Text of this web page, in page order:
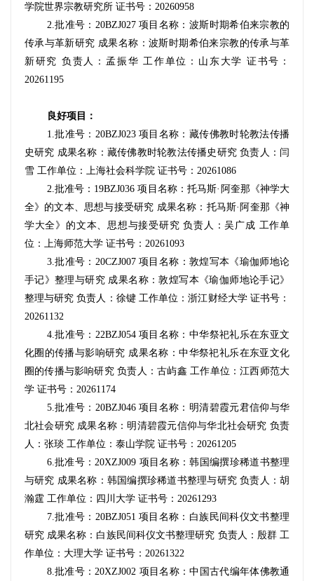
学院世界宗教研究所 证书号：20260958
2.批准号：20BZJ027 项目名称：波斯时期希伯来宗教的
传承与革新研究 成果名称：波斯时期希伯来宗教的传承与革
新研究 负责人：孟振华 工作单位：山东大学 证书号：
20261195
良好项目：
1.批准号：20BZJ023 项目名称：藏传佛教时轮教法传播
史研究 成果名称：藏传佛教时轮教法传播史研究 负责人：闫
雪 工作单位：上海社会科学院 证书号：20261086
2.批准号：19BZJ036 项目名称：托马斯·阿奎那《神学大
全》的文本、思想与接受研究 成果名称：托马斯·阿奎那《神
学大全》的文本、思想与接受研究 负责人：吴广成 工作单
位：上海师范大学 证书号：20261093
3.批准号：20CZJ007 项目名称：敦煌写本《瑜伽师地论
手记》整理与研究 成果名称：敦煌写本《瑜伽师地论手记》
整理与研究 负责人：徐键 工作单位：浙江财经大学 证书号：
20261132
4.批准号：22BZJ054 项目名称：中华祭祀礼乐在东亚文
化圈的传播与影响研究 成果名称：中华祭祀礼乐在东亚文化
圈的传播与影响研究 负责人：古屿鑫 工作单位：江西师范大
学 证书号：20261174
5.批准号：20BZJ046 项目名称：明清碧霞元君信仰与华
北社会研究 成果名称：明清碧霞元信仰与华北社会研究 负责
人：张琰 工作单位：泰山学院 证书号：20261205
6.批准号：20XZJ009 项目名称：韩国编撰珍稀道书整理
与研究 成果名称：韩国编撰珍稀道书整理与研究 负责人：胡
瀚霆 工作单位：四川大学 证书号：20261293
7.批准号：20BZJ051 项目名称：白族民间科仪文书整理
研究 成果名称：白族民间科仪文书整理研究 负责人：殷群 工
作单位：大理大学 证书号：20261322
8.批准号：20XZJ002 项目名称：中国古代编年体佛教通